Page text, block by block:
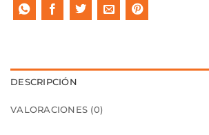
DESCRIPCIÓN
VALORACIONES (0)